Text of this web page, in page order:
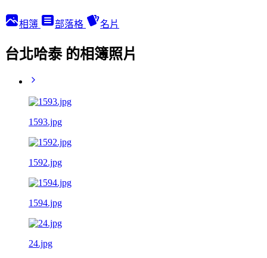
相簿 部落格 名片
台北哈泰 的相簿照片
1593.jpg
1592.jpg
1594.jpg
24.jpg